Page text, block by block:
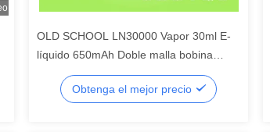
OLD SCHOOL LN30000 Vapor 30ml E-
líquido 650mAh Doble malla bobina
30000 puffs ajustable de flujo de aire
Tipo-C de carga
Obtenga el mejor precio